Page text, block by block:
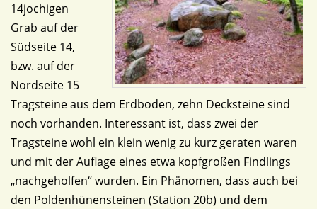
14jochigen
Grab auf der
Südseite 14,
bzw. auf der
Nordseite 15
Tragsteine aus dem Erdboden, zehn Decksteine sind
noch vorhanden. Interessant ist, dass zwei der
Tragsteine wohl ein klein wenig zu kurz geraten waren
und mit der Auflage eines etwa kopfgroßen Findlings
„nachgeholfen“ wurden. Ein Phänomen, dass auch bei
den Poldenhünensteinen (Station 20b) und dem